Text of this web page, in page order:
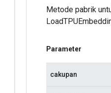
Metode pabrik
Parameter
cakupan